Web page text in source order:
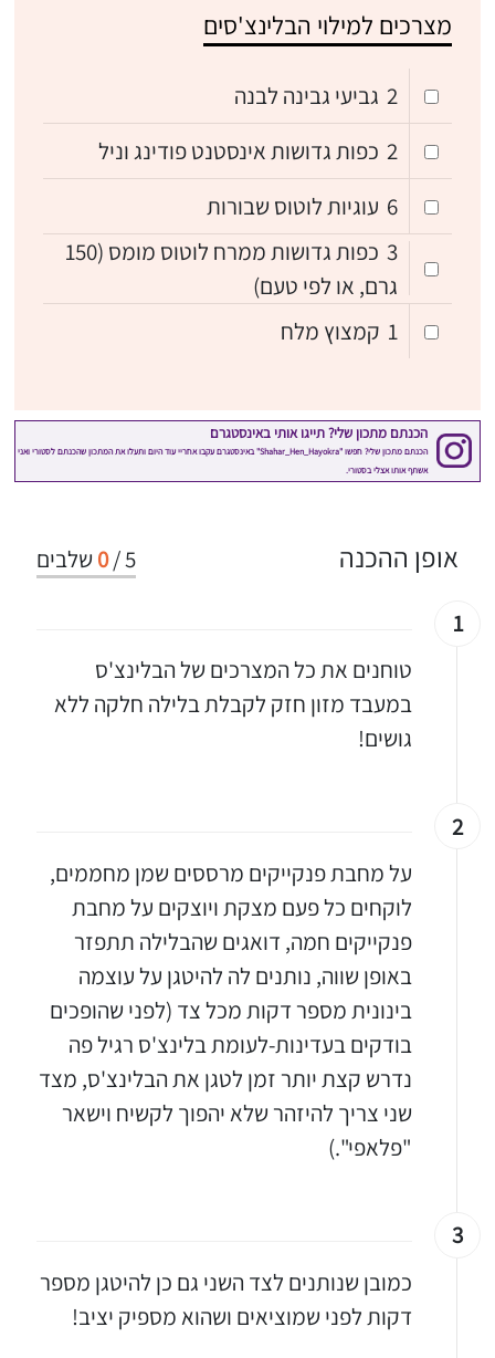
מצרכים למילוי הבלינצ'סים
2 גביעי גבינה לבנה
2 כפות גדושות אינסטנט פודינג וניל
6 עוגיות לוטוס שבורות
3
כפות גדושות ממרח לוטוס מומס (150
גרם, או לפי טעם)
1 קמצוץ מלח
5
/
0 שלבים אופן ההכנה
1
טוחנים את כל המצרכים של הבלינצ'ס
במעבד מזון חזק לקבלת בלילה חלקה ללא
גושים!
2
על מחבת פנקייקים מרססים שמן מחממים,
לוקחים כל פעם מצקת ויוצקים על מחבת
פנקייקים חמה, דואגים שהבלילה תתפזר
באופן שווה, נותנים לה להיטגן על עוצמה
בינונית מספר דקות מכל צד (לפני שהופכים
בודקים בעדינות-לעומת בלינצ'ס רגיל פה
נדרש קצת יותר זמן לטגן את הבלינצ'ס, מצד
שני צריך להיזהר שלא יהפוך לקשיח וישאר
"פלאפי".)
3
כמובן שנותנים לצד השני גם כן להיטגן מספר
דקות לפני שמוציאים ושהוא מספיק יציב!